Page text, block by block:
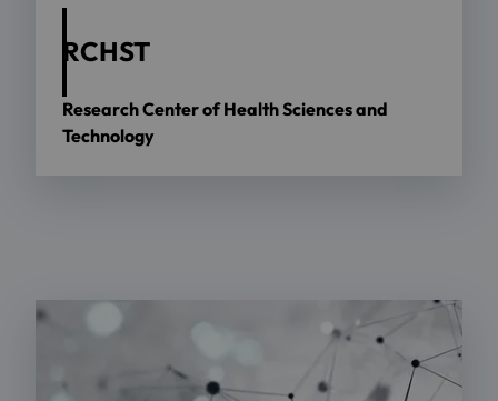
RCHST
Research Center of Health Sciences and
Technology